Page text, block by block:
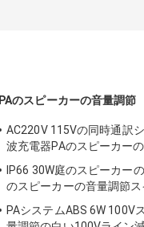
PAのスピーカーの音量調節
AC220V 115Vの同時通訳
波充電器PAのスピーカー
IP66 30W庭のスピーカー
のスピーカーの音量調節ス
PAシステムABS 6W 100V